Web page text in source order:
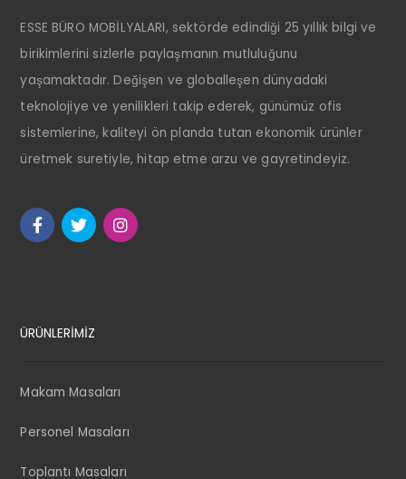
ESSE BÜRO MOBİLYALARI, sektörde edindiği 25 yıllık bilgi ve
birikimlerini sizlerle paylaşmanın mutluluğunu
yaşamaktadır. Değişen ve globalleşen dünyadaki
teknolojiye ve yenilikleri takip ederek, günümüz ofis
sistemlerine, kaliteyi ön planda tutan ekonomik ürünler
üretmek suretiyle, hitap etme arzu ve gayretindeyiz.
ÜRÜNLERİMİZ
Makam Masaları
Personel Masaları
Toplantı Masaları